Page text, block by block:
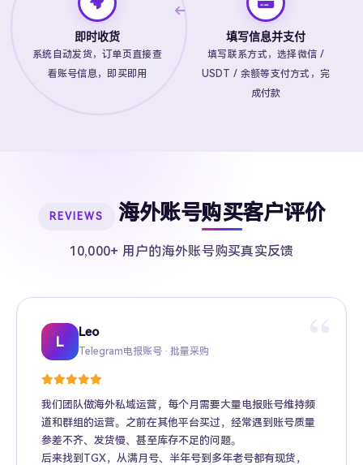
填写信息并支付
填写联系方式，选择微信 /
USDT / 余额等支付方式，完
成付款
即时收货
系统自动发货，订单页直接查
看账号信息，即买即用
REVIEWS 海外账号购买客户评价
10,000+ 用户的海外账号购买真实反馈
L
Leo
Telegram电报账号 · 批量采购
我们团队做海外私域运营，每个月需要大量电报账号维持频
道和群组的运营。之前在其他平台买过，经常遇到账号质量
参差不齐、发货慢、甚至库存不足的问题。
后来找到TGX，从满月号、半年号到多年老号都有现货，
Sarah
Twitter推特高粉号 · Web3项目推广
Kevin
TikTok账号 · 跨境电商矩阵运营
Mike
Facebook广告账号 · 跨境广告投放
Amy
Instagram账号 · 品牌海外推广
Daniel
Gmail账号 · Apple ID · AI工具账号
Jason
YouTube账号 · 内容变现
Wing
Telegram Premium代充 · 个人用户
Richard
海外账号批发 · MCN机构